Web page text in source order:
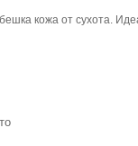
кожа от сухота.